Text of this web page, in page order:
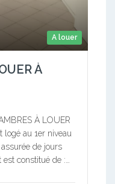
A louer
À
À LOUER
logé au 1er niveau
de jours
constitué de :…